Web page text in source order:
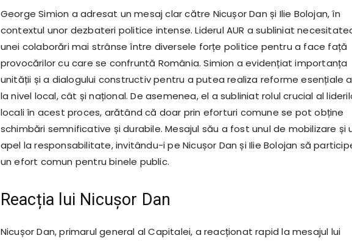
George Simion a adresat un mesaj clar către Nicușor Dan și Ilie Bolojan, în
contextul unor dezbateri politice intense. Liderul AUR a subliniat
unei colaborări mai strânse între diversele forțe politice pentru a face față
provocărilor cu care se confruntă România. Simion a evidențiat importanța
unității și a dialogului constructiv pentru a putea realiza reforme esențiale
la nivel local, cât și național. De asemenea, el a subliniat rolul crucial al
locali în acest proces, arătând că doar prin eforturi comune se pot obține
schimbări semnificative și durabile. Mesajul său a fost unul de mobilizare și
apel la responsabilitate, invitându-i pe Nicușor Dan și Ilie Bolojan să
un efort comun pentru binele public.
Reacția lui Nicușor Dan
Nicușor Dan, primarul general al Capitalei, a reacționat rapid la mesajul lui